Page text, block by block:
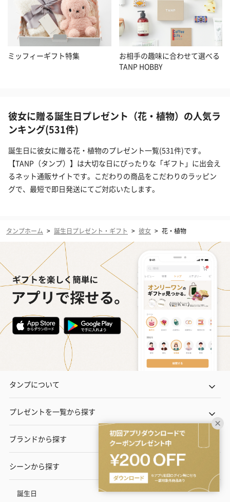
ミッフィーギフト特集
お相手の趣味に合わせて選べる
TANP HOBBY
彼女に贈る誕生日プレゼント（花・植物）の人気ラ
ンキング(531件)
誕生日に彼女に贈る花・植物のプレゼント一覧(531件)です。
【TANP（タンプ）】は大切な日にぴったりな「ギフト」に出会え
るネット通販サイトです。こだわりの商品をこだわりのラッピン
グで、最短で即日発送にてご対応いたします。
タンプホーム > 誕生日プレゼント・ギフト > 彼女 > 花・植物
タンプについて
プレゼントを一覧から探す
ブランドから探す
シーンから探す
誕生日